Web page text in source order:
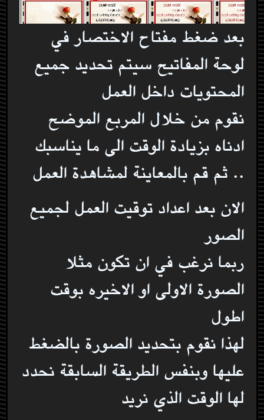
بعد ضغط مفتاح الاختصار في
لوحة المفاتيح سيتم تحديد جميع
المحتويات داخل العمل
نقوم من خلال المربع الموضح
ادناه بزيادة الوقت الى ما يناسبك
.. ثم قم بالمعاينة لمشاهدة العمل
الان بعد اعداد توقيت العمل لجميع
الصور
ربما نرغب في ان تكون مثلا
الصورة الاولى او الاخيره بوقت
اطول
لهذا نقوم بتحديد الصورة بالضغط
عليها وبنفس الطريقة السابقة نحدد
لها الوقت الذي نريد